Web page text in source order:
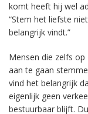
komt heeft hij wel
“Stem het liefste
belangrijk vindt.”
Mensen die zelfs
aan te gaan
vind het belangrijk
eigenlijk geen
bestuurbaar blijft.